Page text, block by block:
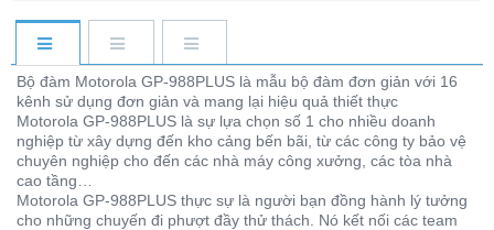
Bộ đàm Motorola GP-988PLUS là mẫu bộ đàm đơn giản với 16
kênh sử dụng đơn giản và mang lại hiệu quả thiết thực
Motorola GP-988PLUS là sự lựa chọn số 1 cho nhiều doanh
nghiệp từ xây dựng đến kho cảng bến bãi, từ các công ty bảo vệ
chuyên nghiệp cho đến các nhà máy công xưởng, các tòa nhà
cao tầng…
Motorola GP-988PLUS thực sự là người bạn đồng hành lý tưởng
cho những chuyến đi phượt đầy thử thách. Nó kết nối các team